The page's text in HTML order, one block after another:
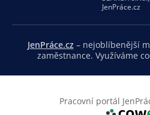
JenPráce.cz– nejoblíbenější
zaměstnance. Využíváme
Pracovní portál